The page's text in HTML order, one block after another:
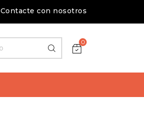
Contacte con nosotros
0